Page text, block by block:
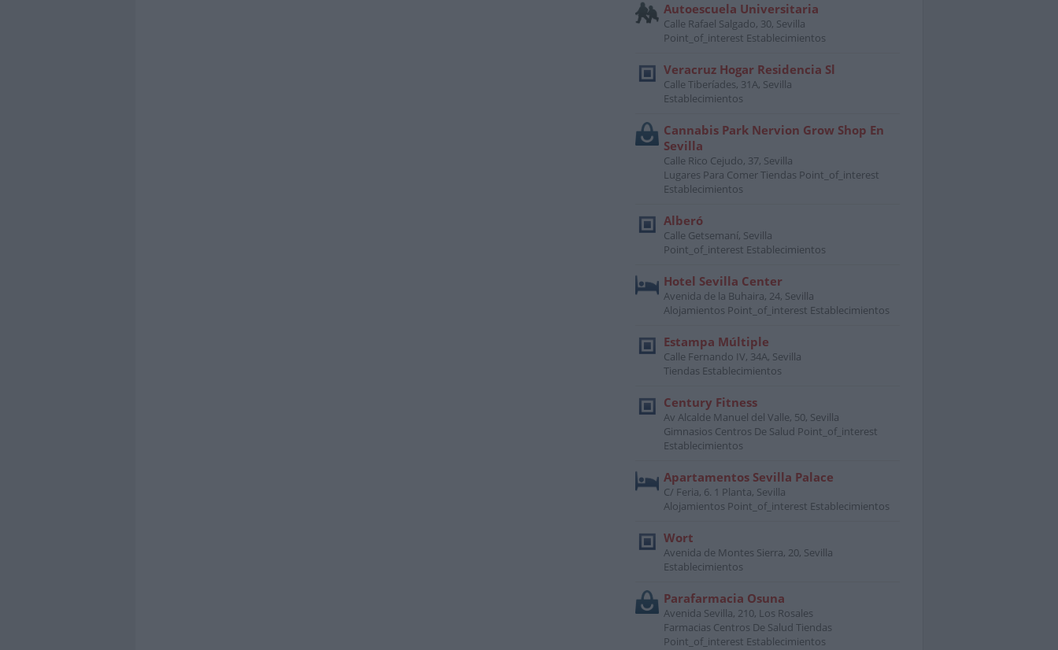
Autoescuela Universitaria
Calle Rafael Salgado, 30, Sevilla
Point_of_interest Establecimientos
Veracruz Hogar Residencia Sl
Calle Tiberíades, 31A, Sevilla
Establecimientos
Cannabis Park Nervion Grow Shop En
Sevilla
Calle Rico Cejudo, 37, Sevilla
Lugares Para Comer Tiendas Point_of_interest
Establecimientos
Alberó
Calle Getsemaní, Sevilla
Point_of_interest Establecimientos
Hotel Sevilla Center
Avenida de la Buhaira, 24, Sevilla
Alojamientos Point_of_interest Establecimientos
Estampa Múltiple
Calle Fernando IV, 34A, Sevilla
Tiendas Establecimientos
Century Fitness
Av Alcalde Manuel del Valle, 50, Sevilla
Gimnasios Centros De Salud Point_of_interest
Establecimientos
Apartamentos Sevilla Palace
C/ Feria, 6. 1 Planta, Sevilla
Alojamientos Point_of_interest Establecimientos
Wort
Avenida de Montes Sierra, 20, Sevilla
Establecimientos
Parafarmacia Osuna
Avenida Sevilla, 210, Los Rosales
Farmacias Centros De Salud Tiendas
Point_of_interest Establecimientos